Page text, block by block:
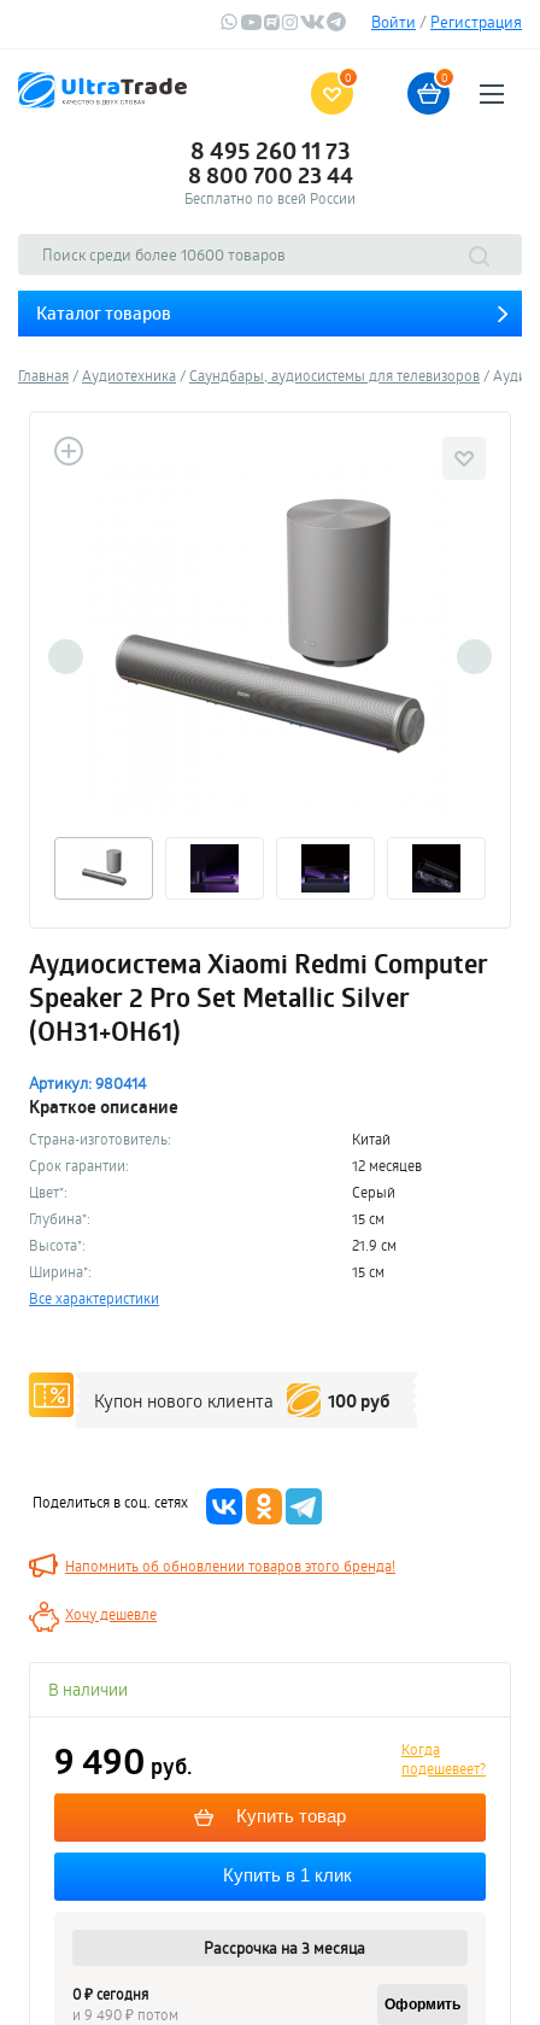
Войти / Регистрация
0 0
8 495 260 11 73
8 800 700 23 44
Бесплатно по всей России
Каталог товаров
Главная Аудиотехника Саундбары, аудиосистемы для телевизоров
Аудиосистема Xiaomi Redmi Computer
Speaker 2 Pro Set Metallic Silver
(OH31+OH61)
Артикул: 980414
Краткое описание
Страна-изготовитель:
Китай
Срок гарантии:
12 месяцев
Цвет*:
Серый
Глубина*:
15 см
Высота*:
21.9 см
Ширина*:
15 см
Все характеристики
Купон нового клиента 100 руб
Поделиться в соц. сетях
Напомнить об обновлении товаров этого бренда!
Хочу дешевле
В наличии
Когда
подешевеет?
9 490 руб.
Купить товар
Купить в 1 клик
Рассрочка на 3 месяца
0 ₽ сегодня
и 9 490 ₽ потом
Оформить